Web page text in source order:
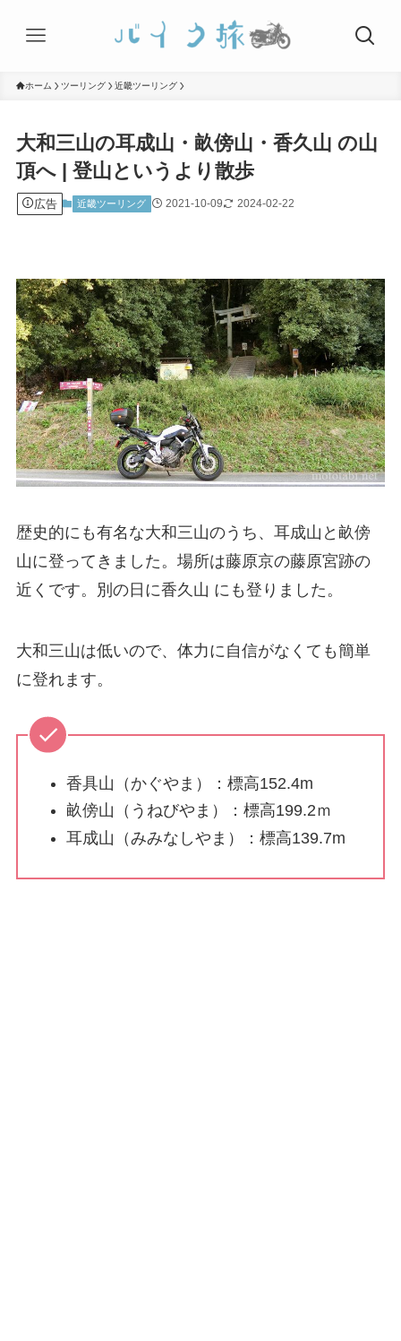
ホーム ツーリング 近畿ツーリング
大和三山の耳成山・畝傍山・香久山 の山
頂へ | 登山というより散歩
広告 近畿ツーリング 2021-10-09 2024-02-22
歴史的にも有名な大和三山のうち、耳成山と畝傍
山に登ってきました。場所は藤原京の藤原宮跡の
近くです。別の日に香久山 にも登りました。
大和三山は低いので、体力に自信がなくても簡単
に登れます。
香具山（かぐやま）：標高152.4m
畝傍山（うねびやま）：標高199.2ｍ
耳成山（みみなしやま）：標高139.7m